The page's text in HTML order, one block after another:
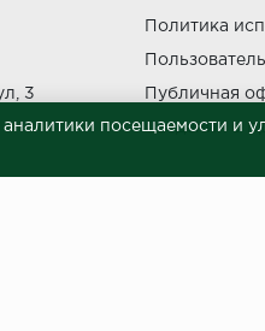
3
Политика
Публичная
Сведения о
посещаемости и